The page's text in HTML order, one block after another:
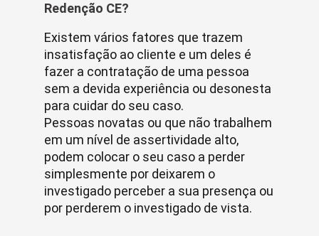
Redenção CE?
Existem vários fatores que trazem
insatisfação ao cliente e um deles é
fazer a contratação de uma pessoa
sem a devida experiência ou desonesta
para cuidar do seu caso.
Pessoas novatas ou que não trabalhem
em um nível de assertividade alto,
podem colocar o seu caso a perder
simplesmente por deixarem o
investigado perceber a sua presença ou
por perderem o investigado de vista.